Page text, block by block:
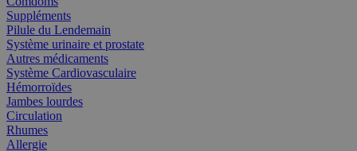
Suppléments
Pilule du Lendemain
Système urinaire et prostate
Autres médicaments
Système Cardiovasculaire
Hémorroïdes
Jambes lourdes
Circulation
Rhumes
Allergie